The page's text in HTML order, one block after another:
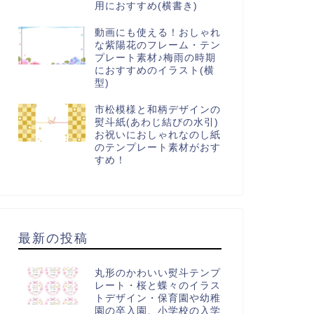
用におすすめ(横書き)
動画にも使える！おしゃれ
な紫陽花のフレーム・テン
プレート素材♪梅雨の時期
におすすめのイラスト(横
型)
市松模様と和柄デザインの
熨斗紙(あわじ結びの水引)
お祝いにおしゃれなのし紙
のテンプレート素材がおす
すめ！
最新の投稿
丸形のかわいい熨斗テンプ
レート・桜と蝶々のイラス
トデザイン・保育園や幼稚
園の卒入園、小学校の入学